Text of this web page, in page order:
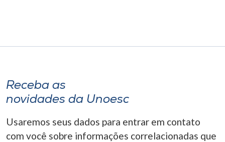
Selecione
A+
Receba as
novidades da Unoesc
Usaremos seus dados para entrar em contato
com você sobre informações correlacionadas que